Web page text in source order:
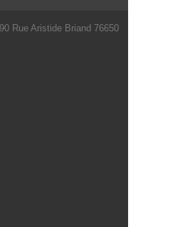
Rue Aristide Briand 76650